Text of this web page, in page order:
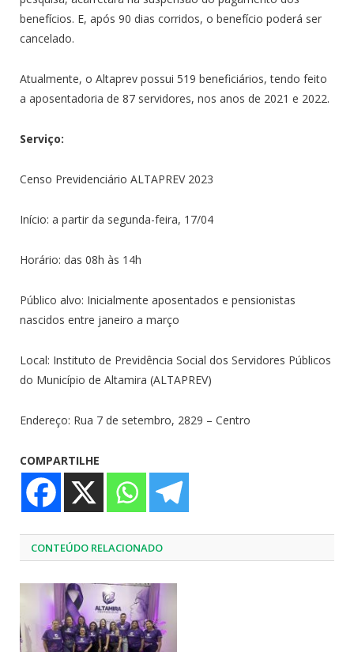
benefícios. E, após 90 dias corridos, o benefício poderá ser
cancelado.
Atualmente, o Altaprev possui 519 beneficiários, tendo feito
a aposentadoria de 87 servidores, nos anos de 2021 e 2022.
Serviço:
Censo Previdenciário ALTAPREV 2023
Início: a partir da segunda-feira, 17/04
Horário: das 08h às 14h
Público alvo: Inicialmente aposentados e pensionistas
nascidos entre janeiro a março
Local: Instituto de Previdência Social dos Servidores Públicos
do Município de Altamira (ALTAPREV)
Endereço: Rua 7 de setembro, 2829 – Centro
COMPARTILHE
CONTEÚDO RELACIONADO